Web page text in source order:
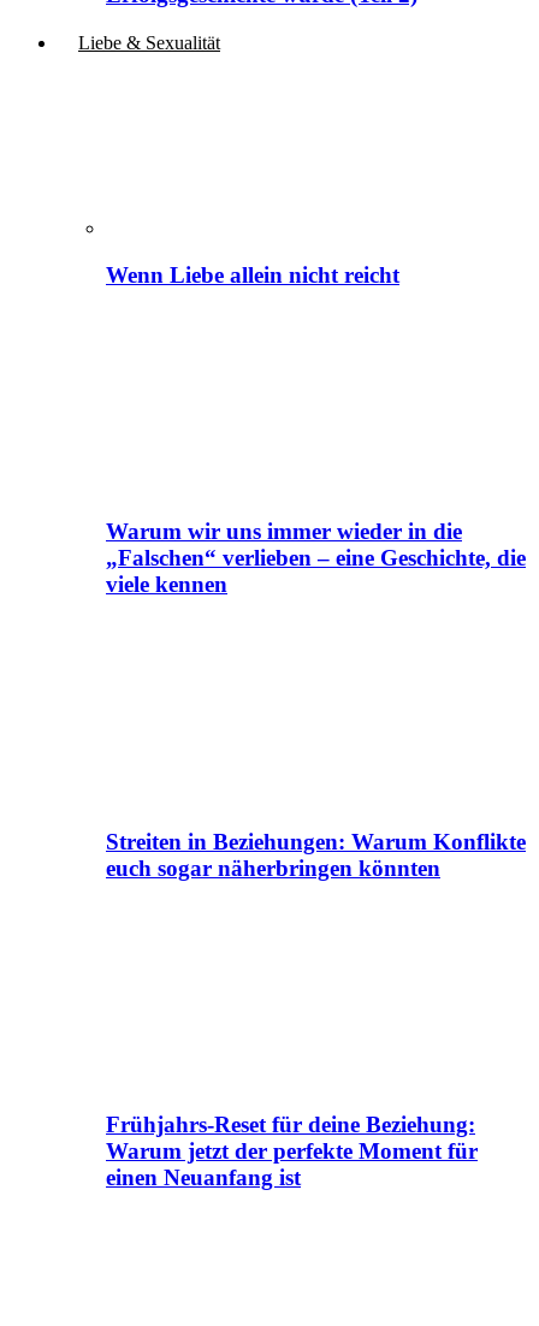
Liebe & Sexualität
Wenn Liebe allein nicht reicht
Warum wir uns immer wieder in die
„Falschen“ verlieben – eine Geschichte, die
viele kennen
Streiten in Beziehungen: Warum Konflikte
euch sogar näherbringen könnten
Frühjahrs-Reset für deine Beziehung:
Warum jetzt der perfekte Moment für
einen Neuanfang ist